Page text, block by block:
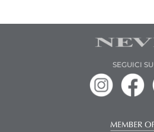
SEGUICI SU